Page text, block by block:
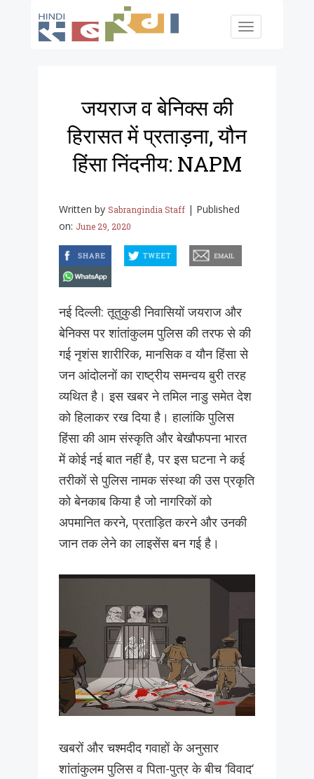
Toggle
जयराज व बेनिक्स की
हिरासत में प्रताड़ना, यौन
हिंसा निंदनीय: NAPM
Written by Sabrangindia Staff | Published
on: June 29, 2020
नई दिल्ली: तूतुकुडी निवासियों जयराज और
बेनिक्स पर शांतांकुलम पुलिस की तरफ से की
गई नृशंस शारीरिक, मानसिक व यौन हिंसा से
जन आंदोलनों का राष्ट्रीय समन्वय बुरी तरह
व्यथित है। इस खबर ने तमिल नाडु समेत देश
को हिलाकर रख दिया है। हालांकि पुलिस
हिंसा की आम संस्कृति और बेखौफपना भारत
में कोई नई बात नहीं है, पर इस घटना ने कई
तरीकों से पुलिस नामक संस्था की उस प्रकृति
को बेनकाब किया है जो नागरिकों को
अपमानित करने, प्रताड़ित करने और उनकी
जान तक लेने का लाइसेंस बन गई है।
खबरों और चश्मदीद गवाहों के अनुसार
शांतांकुलम पुलिस व पिता-पुत्र के बीच ‘विवाद‘